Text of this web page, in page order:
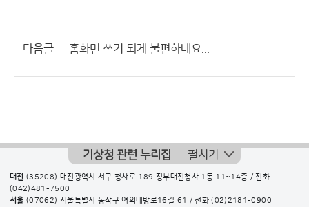
다음글 홈화면 쓰기 되게 불편하네요...
기상청 관련 누리집 펼치기
대전 (35208) 대전광역시 서구 청사로 189 정부대전청사 1동 11~14층 / 전화
(042)481-7500
서울 (07062) 서울특별시 동작구 여의대방로16길 61 / 전화(02)2181-0900